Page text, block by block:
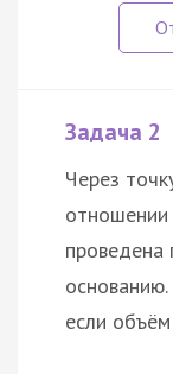
Задача 2
Через
проведена
если